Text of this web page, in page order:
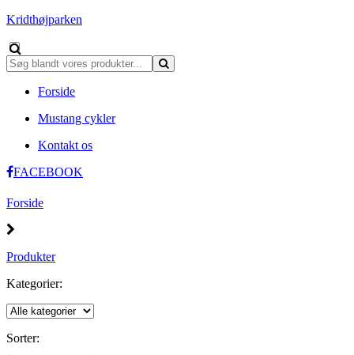
Kridthøjparken
Forside
Mustang cykler
Kontakt os
FACEBOOK
Forside
Produkter
Kategorier:
Sorter: